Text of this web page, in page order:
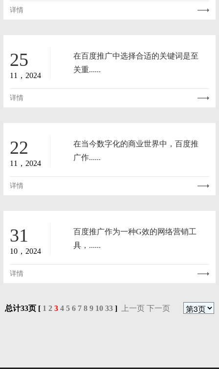
详情
25
11，2024
在百度推广中选择合适的关键词是至
关重......
详情
22
11，2024
在当今数字化的商业世界中，百度推
广作......
详情
31
10，2024
百度推广作为一种G效的网络营销工
具，......
详情
总计33页 [ 1 2 3 4 5 6 7 8 9 10 33 ] 上一页 下一页